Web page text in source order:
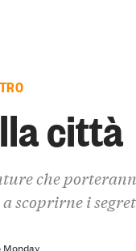
città
che
scoprirne i
Monday